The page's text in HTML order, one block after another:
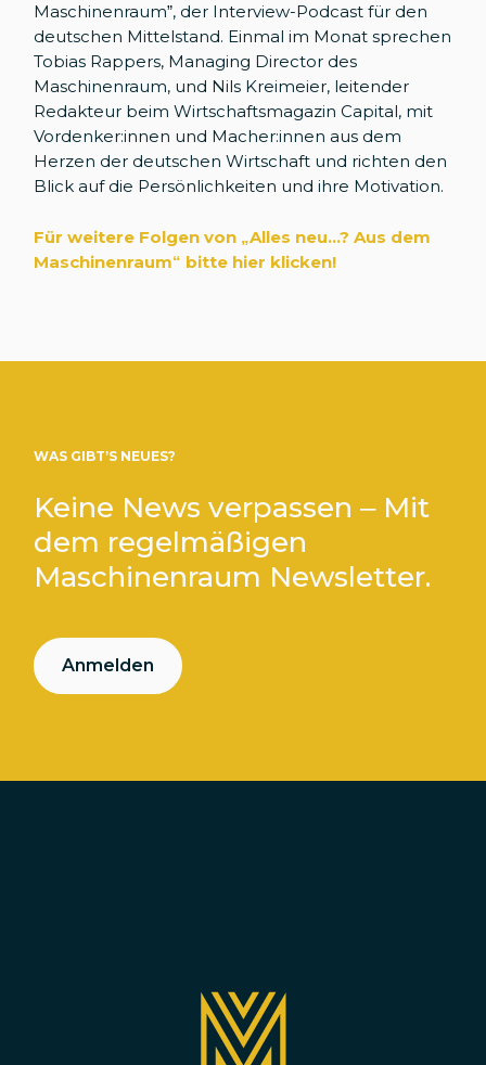
Maschinenraum”, der Interview-Podcast für den
deutschen Mittelstand. Einmal im Monat sprechen
Tobias Rappers, Managing Director des
Maschinenraum, und Nils Kreimeier, leitender
Redakteur beim Wirtschaftsmagazin Capital, mit
Vordenker:innen und Macher:innen aus dem
Herzen der deutschen Wirtschaft und richten den
Blick auf die Persönlichkeiten und ihre Motivation.
Für weitere Folgen von „Alles neu...? Aus dem
Maschinenraum“ bitte hier klicken!
WAS GIBT’S NEUES?
Keine News verpassen – Mit
dem regelmäßigen
Maschinenraum Newsletter.
Anmelden